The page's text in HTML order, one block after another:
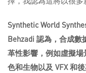
Synthetic World
Behzadi 認為，合成
革性影響，例如虛擬
色和生物以及 VFX 和後